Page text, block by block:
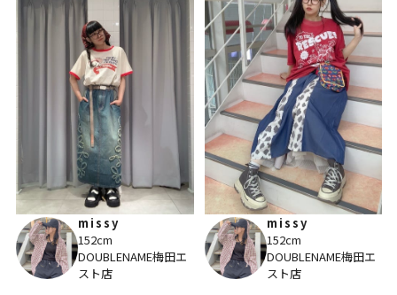
missy
152cm
DOUBLENAME梅田エ
スト店
missy
152cm
DOUBLENAME梅田エ
スト店